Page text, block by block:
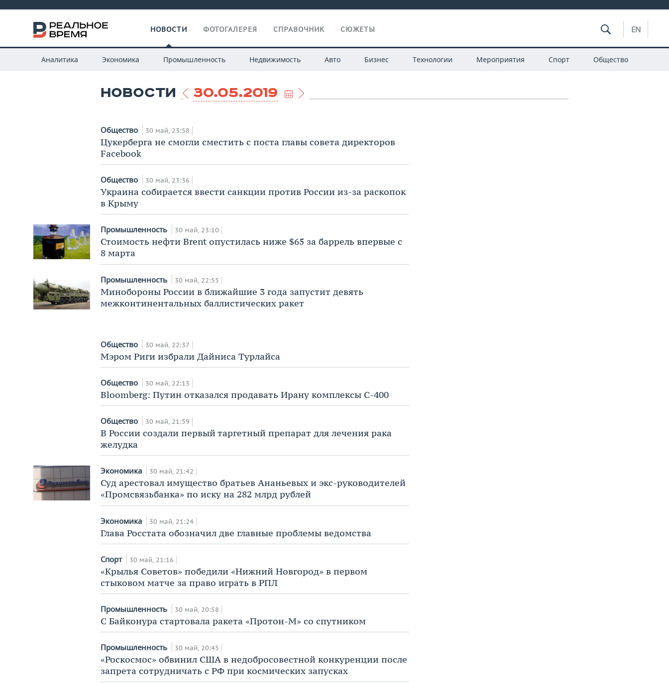
НОВОСТИ ФОТОГАЛЕРЕЯ СПРАВОЧНИК СЮЖЕТЫ EN
Аналитика Экономика Промышленность Недвижимость Авто Бизнес Технологии Мероприятия Спорт Общество
НОВОСТИ 30.05.2019
Общество 30 май, 23:58
Цукерберга не смогли сместить с поста главы совета директоров
Facebook
Общество 30 май, 23:36
Украина собирается ввести санкции против России из-за раскопок
в Крыму
Промышленность 30 май, 23:10
Стоимость нефти Brent опустилась ниже $65 за баррель впервые с
8 марта
Промышленность 30 май, 22:55
Минобороны России в ближайшие 3 года запустит девять
межконтинентальных баллистических ракет
Общество 30 май, 22:37
Мэром Риги избрали Дайниса Турлайса
Общество 30 май, 22:13
Bloomberg: Путин отказался продавать Ирану комплексы С-400
Общество 30 май, 21:59
В России создали первый таргетный препарат для лечения рака
желудка
Экономика 30 май, 21:42
Суд арестовал имущество братьев Ананьевых и экс-руководителей
«Промсвязьбанка» по иску на 282 млрд рублей
Экономика 30 май, 21:24
Глава Росстата обозначил две главные проблемы ведомства
Спорт 30 май, 21:16
«Крылья Советов» победили «Нижний Новгород» в первом
стыковом матче за право играть в РПЛ
Промышленность 30 май, 20:58
С Байконура стартовала ракета «Протон-М» со спутником
Промышленность 30 май, 20:45
«Роскосмос» обвинил США в недобросовестной конкуренции после
запрета сотрудничать с РФ при космических запусках